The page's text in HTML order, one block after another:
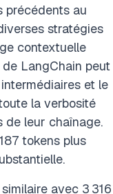
précédents au
stratégies
contextuelle
LangChain peut
et le
la verbosité
de leur chaînage.
tokens plus
avec 3 316